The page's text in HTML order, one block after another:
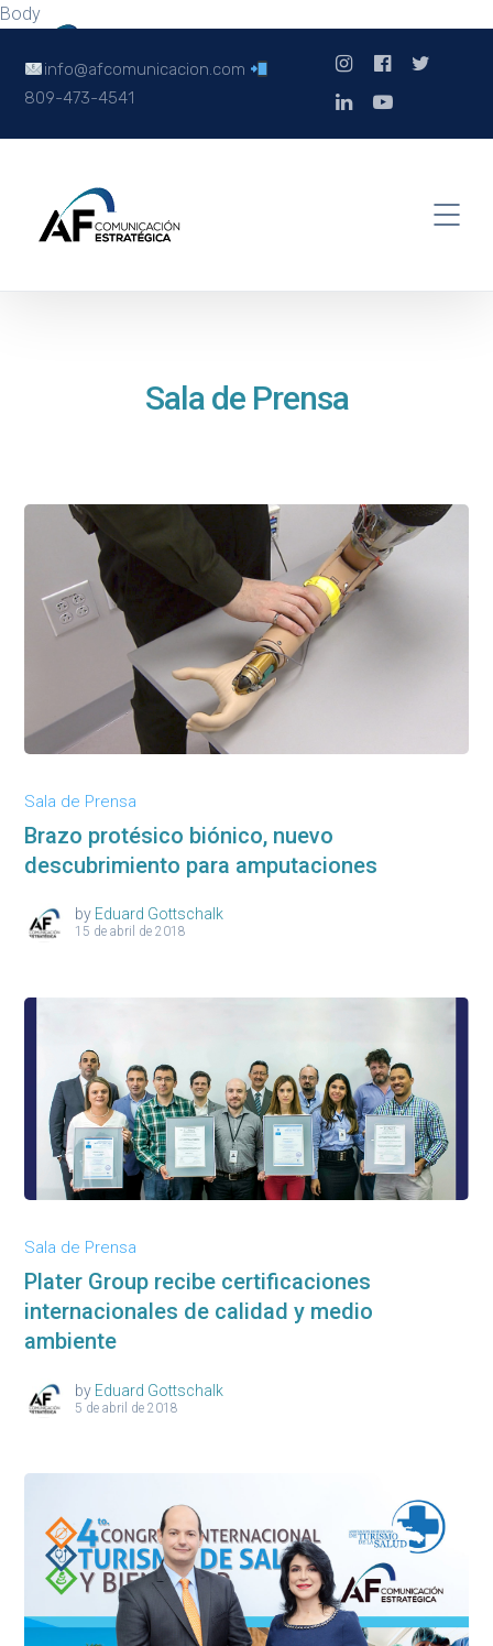
Body
info@afcomunicacion.com
809-473-4541
Sala de Prensa
Sala de Prensa
Brazo protésico biónico, nuevo
descubrimiento para amputaciones
by Eduard Gottschalk
15 de abril de 2018
Sala de Prensa
Plater Group recibe certificaciones
internacionales de calidad y medio
ambiente
by Eduard Gottschalk
5 de abril de 2018